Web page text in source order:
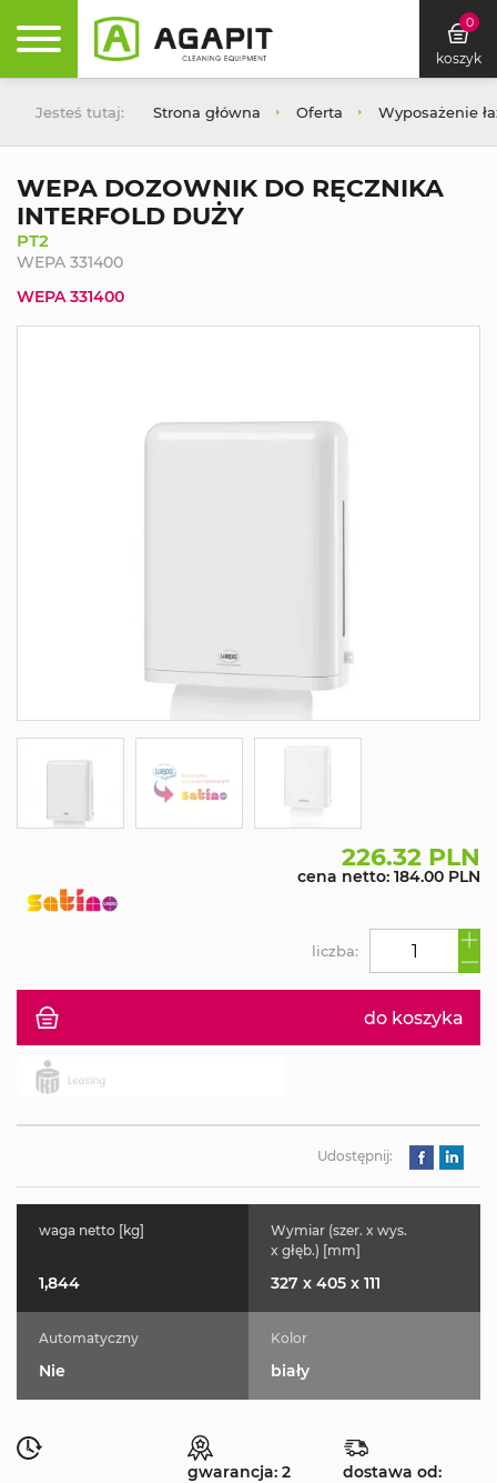
0
koszyk
Jesteś tutaj: Strona główna Oferta Wyposażenie
WEPA DOZOWNIK DO RĘCZNIKA
INTERFOLD DUŻY
PT2
WEPA 331400
WEPA 331400
226.32 PLN
cena netto: 184.00 PLN
do koszyka
liczba:
Udostępnij:
waga netto [kg]
1,844
Wymiar (szer. x wys.
x głęb.) [mm]
327 x 405 x 111
Automatyczny
Nie
Kolor
biały
gwarancja: 2
dostawa od: